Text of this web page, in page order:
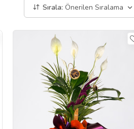
Sırala: Önerilen Sıralama